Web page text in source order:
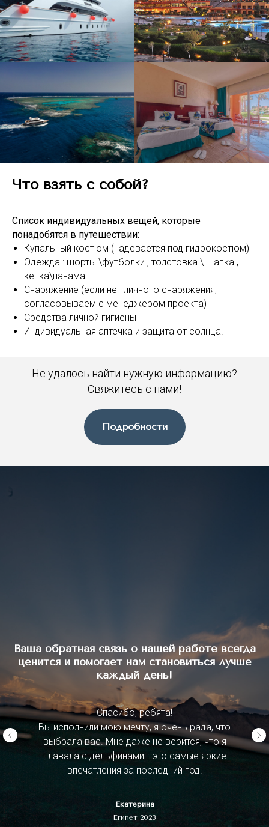
Что взять с собой?
Список индивидуальных вещей, которые
понадобятся в путешествии:
Купальный костюм (надевается под гидрокостюм)
Одежда : шорты \футболки , толстовка \ шапка ,
кепка\панама
Снаряжение (если нет личного снаряжения,
согласовываем с менеджером проекта)
Средства личной гигиены
Индивидуальная аптечка и защита от солнца.
Не удалось найти нужную информацию?
Свяжитесь с нами!
Подробности
Ваша обратная связь о нашей работе всегда
ценится и помогает нам становиться лучше
каждый день!
Спасибо, ребята!
Вы исполнили мою мечту, я очень рада, что
выбрала вас. Мне даже не верится, что я
плавала с дельфинами - это самые яркие
впечатления за последний год.
Екатерина
Египет 2023